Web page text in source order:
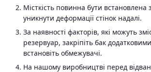
Місткість повинна бути
уникнути деформації стінок надалі.
За наявності факторів, які можуть
резервуар, закріпіть бак
встановіть обмежувачі.
На нашому виробництві перед